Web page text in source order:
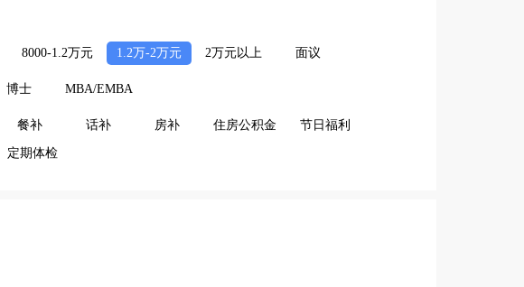
8000-1.2万元 1.2万-2万元 2万元以上 面议
博士 MBA/EMBA
餐补 话补 房补 住房公积金 节日福利
定期体检